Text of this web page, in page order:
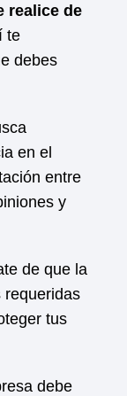
realice de
te
debes
en el
entre
y
de que la
requeridas
tus
debe